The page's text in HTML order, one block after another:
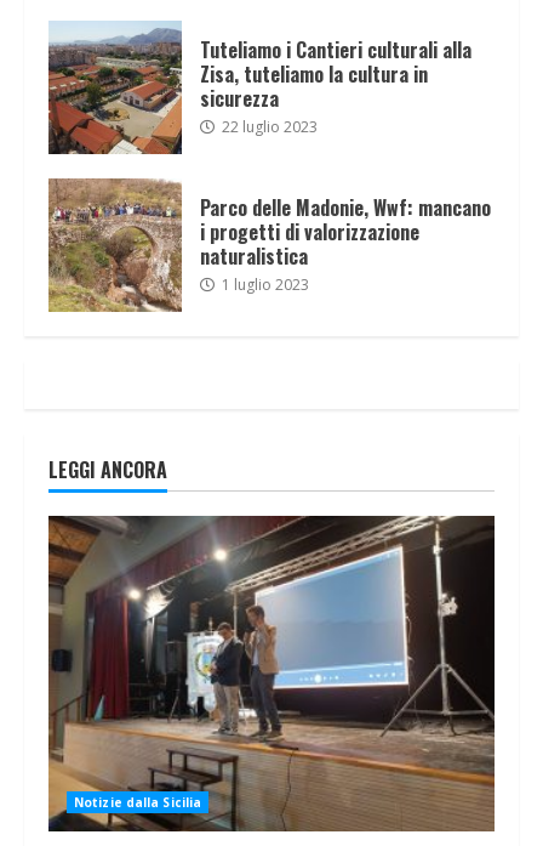
Tuteliamo i Cantieri culturali alla
Zisa, tuteliamo la cultura in
sicurezza
22 luglio 2023
Parco delle Madonie, Wwf: mancano
i progetti di valorizzazione
naturalistica
1 luglio 2023
LEGGI ANCORA
Notizie dalla Sicilia